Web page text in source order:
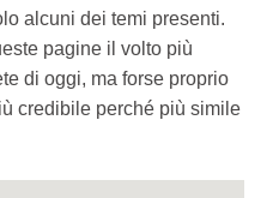
alcuni dei temi presenti.
pagine il volto più
di oggi, ma forse proprio
credibile perché più simile